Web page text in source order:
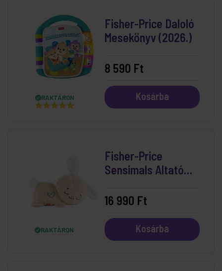
RAKTÁRON
Fisher-Price Daloló
Mesekönyv (2026.)
8 590 Ft
Kosárba
RAKTÁRON
Fisher-Price
Sensimals Altató
16 990 Ft
Kosárba